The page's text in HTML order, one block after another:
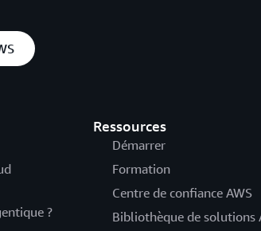
?
Ressources
Démarrer
Formation
Centre de confiance AWS
Bibliothèque de solutions